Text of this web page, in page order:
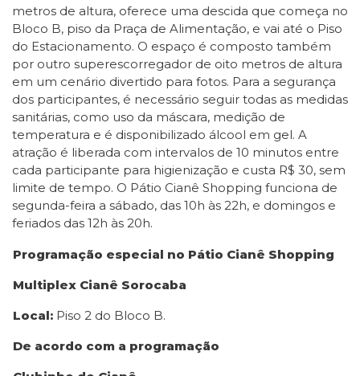
metros de altura, oferece uma descida que começa no
Bloco B, piso da Praça de Alimentação, e vai até o Piso
do Estacionamento. O espaço é composto também
por outro superescorregador de oito metros de altura
em um cenário divertido para fotos. Para a segurança
dos participantes, é necessário seguir todas as medidas
sanitárias, como uso da máscara, medição de
temperatura e é disponibilizado álcool em gel. A
atração é liberada com intervalos de 10 minutos entre
cada participante para higienização e custa R$ 30, sem
limite de tempo. O Pátio Cianê Shopping funciona de
segunda-feira a sábado, das 10h às 22h, e domingos e
feriados das 12h às 20h.
Programação especial no Pátio Cianê Shopping
Multiplex Cianê Sorocaba
Local: Piso 2 do Bloco B.
De acordo com a programação